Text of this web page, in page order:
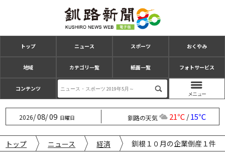
トップ ニュース スポーツ おくやみ
地域 カテゴリ一覧 紙面一覧 フォトサービス
コンテンツ
2026/08/09 日曜日 釧路の天気 21℃/15℃
トップ ニュース 経済 釧根１０月の企業倒産１件